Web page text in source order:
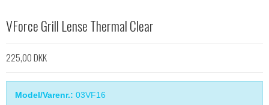
VForce Grill Lense Thermal Clear
225,00 DKK
Model/Varenr.: 03VF16